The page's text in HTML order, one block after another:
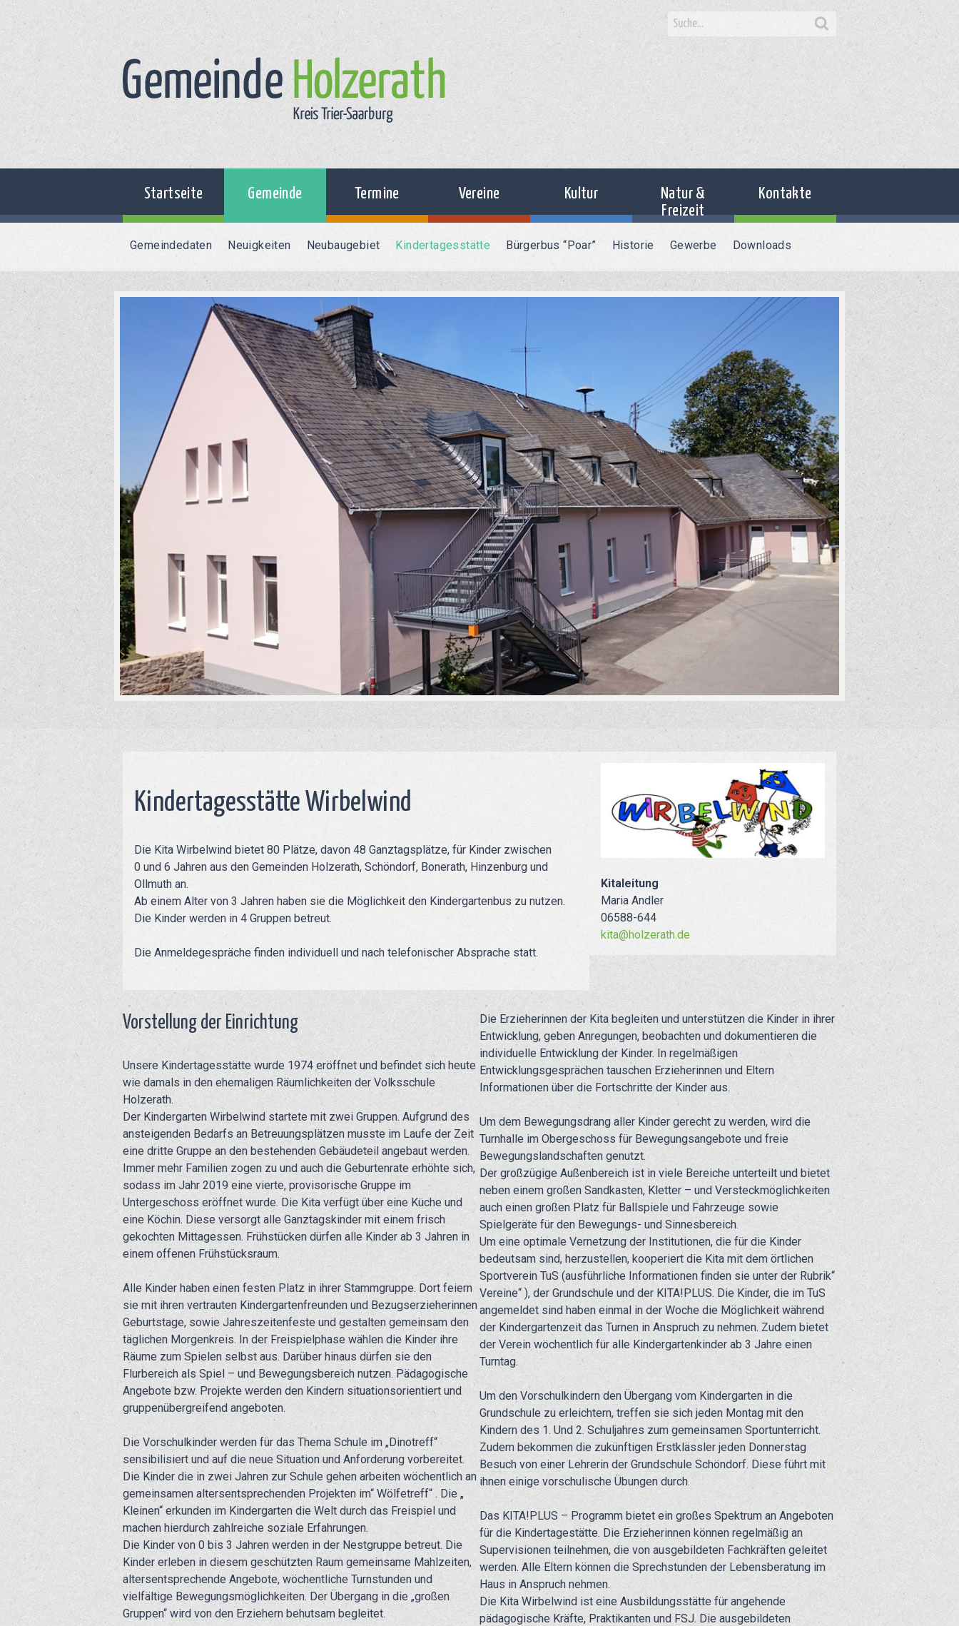
Suche
nach:
Startseite Gemeinde
Gemeindedaten Neuigkeiten Neubaugebiet Kindertagesstätte Bürgerbus “Poar” Historie Gewerbe Downloads
Termine
Kalender
Rückblicke
Vereine
Musikverein
Freiwillige Feuerwehr
TuS
Mir seijn Roed
Seniorentreff
Kultur
Der Holzerather
Von Helena,
Konstantin und der
Kirmes
Natur &
Freizeit
Belegungsplan
Freizeitmöglichkeiten
Unterkünfte
Kontakte
Kindertagesstätte Wirbelwind
Die Kita Wirbelwind bietet 80 Plätze, davon 48 Ganztagsplätze, für Kinder zwischen
0 und 6 Jahren aus den Gemeinden Holzerath, Schöndorf, Bonerath, Hinzenburg und
Ollmuth an.
Ab einem Alter von 3 Jahren haben sie die Möglichkeit den Kindergartenbus zu nutzen.
Die Kinder werden in 4 Gruppen betreut.
Die Anmeldegespräche finden individuell und nach telefonischer Absprache statt.
Kitaleitung
Maria Andler
06588-644
kita@holzerath.de
Vorstellung der Einrichtung
Unsere Kindertagesstätte wurde 1974 eröffnet und befindet sich heute
wie damals in den ehemaligen Räumlichkeiten der Volksschule
Holzerath.
Der Kindergarten Wirbelwind startete mit zwei Gruppen. Aufgrund des
ansteigenden Bedarfs an Betreuungsplätzen musste im Laufe der Zeit
eine dritte Gruppe an den bestehenden Gebäudeteil angebaut werden.
Immer mehr Familien zogen zu und auch die Geburtenrate erhöhte sich,
sodass im Jahr 2019 eine vierte, provisorische Gruppe im
Untergeschoss eröffnet wurde. Die Kita verfügt über eine Küche und
eine Köchin. Diese versorgt alle Ganztagskinder mit einem frisch
gekochten Mittagessen. Frühstücken dürfen alle Kinder ab 3 Jahren in
einem offenen Frühstücksraum.
Alle Kinder haben einen festen Platz in ihrer Stammgruppe. Dort feiern
sie mit ihren vertrauten Kindergartenfreunden und Bezugserzieherinnen
Geburtstage, sowie Jahreszeitenfeste und gestalten gemeinsam den
täglichen Morgenkreis. In der Freispielphase wählen die Kinder ihre
Räume zum Spielen selbst aus. Darüber hinaus dürfen sie den
Flurbereich als Spiel – und Bewegungsbereich nutzen. Pädagogische
Angebote bzw. Projekte werden den Kindern situationsorientiert und
gruppenübergreifend angeboten.
Die Vorschulkinder werden für das Thema Schule im „Dinotreff“
sensibilisiert und auf die neue Situation und Anforderung vorbereitet.
Die Kinder die in zwei Jahren zur Schule gehen arbeiten wöchentlich an
gemeinsamen altersentsprechenden Projekten im“ Wölfetreff“ . Die „
Kleinen“ erkunden im Kindergarten die Welt durch das Freispiel und
machen hierdurch zahlreiche soziale Erfahrungen.
Die Kinder von 0 bis 3 Jahren werden in der Nestgruppe betreut. Die
Kinder erleben in diesem geschützten Raum gemeinsame Mahlzeiten,
altersentsprechende Angebote, wöchentliche Turnstunden und
vielfältige Bewegungsmöglichkeiten. Der Übergang in die „großen
Gruppen“ wird von den Erziehern behutsam begleitet.
Die Erzieherinnen der Kita begleiten und unterstützen die Kinder in ihrer
Entwicklung, geben Anregungen, beobachten und dokumentieren die
individuelle Entwicklung der Kinder. In regelmäßigen
Entwicklungsgesprächen tauschen Erzieherinnen und Eltern
Informationen über die Fortschritte der Kinder aus.
Um dem Bewegungsdrang aller Kinder gerecht zu werden, wird die
Turnhalle im Obergeschoss für Bewegungsangebote und freie
Bewegungslandschaften genutzt.
Der großzügige Außenbereich ist in viele Bereiche unterteilt und bietet
neben einem großen Sandkasten, Kletter – und Versteckmöglichkeiten
auch einen großen Platz für Ballspiele und Fahrzeuge sowie
Spielgeräte für den Bewegungs- und Sinnesbereich.
Um eine optimale Vernetzung der Institutionen, die für die Kinder
bedeutsam sind, herzustellen, kooperiert die Kita mit dem örtlichen
Sportverein TuS (ausführliche Informationen finden sie unter der Rubrik“
Vereine“ ), der Grundschule und der KITA!PLUS. Die Kinder, die im TuS
angemeldet sind haben einmal in der Woche die Möglichkeit während
der Kindergartenzeit das Turnen in Anspruch zu nehmen. Zudem bietet
der Verein wöchentlich für alle Kindergartenkinder ab 3 Jahre einen
Turntag.
Um den Vorschulkindern den Übergang vom Kindergarten in die
Grundschule zu erleichtern, treffen sie sich jeden Montag mit den
Kindern des 1. Und 2. Schuljahres zum gemeinsamen Sportunterricht.
Zudem bekommen die zukünftigen Erstklässler jeden Donnerstag
Besuch von einer Lehrerin der Grundschule Schöndorf. Diese führt mit
ihnen einige vorschulische Übungen durch.
Das KITA!PLUS – Programm bietet ein großes Spektrum an Angeboten
für die Kindertagestätte. Die Erzieherinnen können regelmäßig an
Supervisionen teilnehmen, die von ausgebildeten Fachkräften geleitet
werden. Alle Eltern können die Sprechstunden der Lebensberatung im
Haus in Anspruch nehmen.
Die Kita Wirbelwind ist eine Ausbildungsstätte für angehende
pädagogische Kräfte, Praktikanten und FSJ. Die ausgebildeten